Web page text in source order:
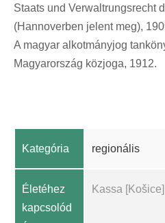
Staats und Verwaltrungsrecht
(Hannoverben jelent meg),
A magyar alkotmányjog
Magyarország közjoga, 1912.
Kategória regionális
Életéhez
kapcsolód
Kassa [Košice]